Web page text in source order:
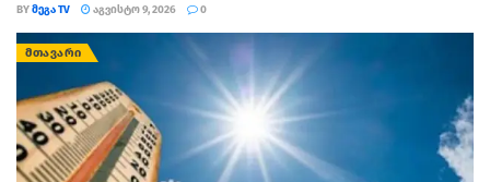
BYᲛᲔᲒᲐ TV ᲐᲒᲕᲘᲡᲢᲝ 9, 2026 0
ᲛᲗᲐᲕᲐᲠᲘ